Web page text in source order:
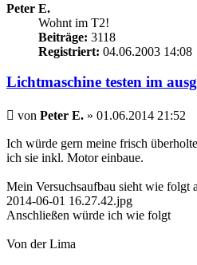
Peter E.
Wohnt im T2!
Beiträge: 3118
Registriert: 04.06.2003 14:08
Lichtmaschine testen im
Beitrag
von Peter E. » 01.06.2014 21:52
Ich würde gern meine frisch
ich sie inkl. Motor einbaue.
Mein Versuchsaufbau sieht wie folgt
2014-06-01 16.27.42.jpg
Anschließen würde ich wie folgt
Von der Lima